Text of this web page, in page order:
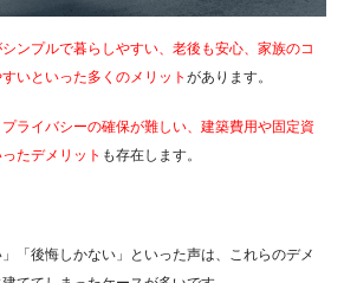
ンプルで暮らしやすい、老後も安心、家族のコ
いといった多くのメリット があります。
ライバシーの確保が難しい、建築費用や固定資
たデメリット も存在します。
」「後悔しかない」といった声は、これらのデメ